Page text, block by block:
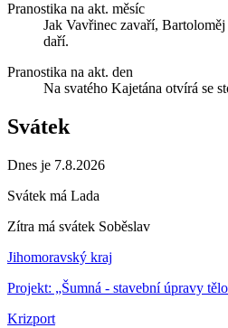
Pranostika na akt. měsíc
Jak Vavřinec zavaří,
daří.
Pranostika na akt. den
Na svatého Kajetána otvírá se
Svátek
Dnes je 7.8.2026
Svátek má Lada
Zítra má svátek Soběslav
Jihomoravský kraj
Projekt: „Šumná - stavební úpravy
Krizport